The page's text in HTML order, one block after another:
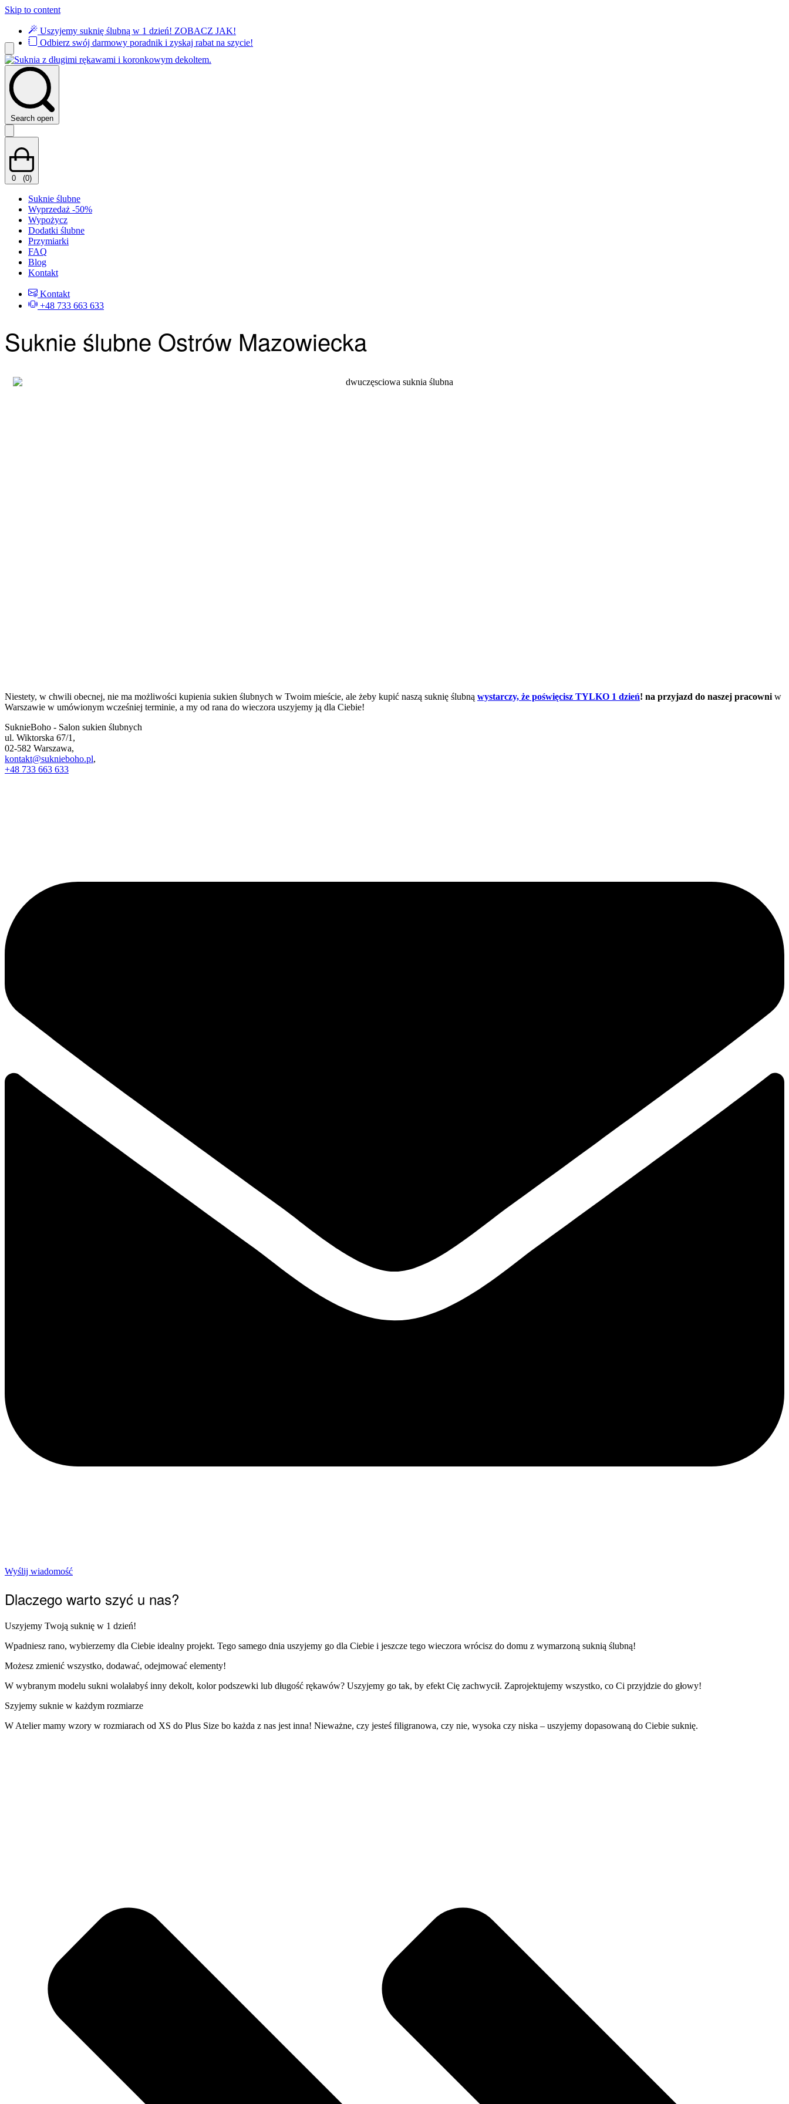
Skip to content
Uszyjemy suknię ślubną w 1 dzień! ZOBACZ JAK!
Odbierz swój darmowy poradnik i zyskaj rabat na szycie!
Search open
0 (0)
Suknie ślubne
Wyprzedaż -50%
Wypożycz
Dodatki ślubne
Przymiarki
FAQ
Blog
Kontakt
Kontakt
+48 733 663 633
Suknie ślubne Ostrów Mazowiecka
Niestety, w chwili obecnej, nie ma możliwości kupienia sukien ślubnych w Twoim mieście, ale żeby kupić naszą suknię ślubną wystarczy, że poświęcisz TYLKO 1 dzień! na przyjazd do naszej pracowni w
Warszawie w umówionym wcześniej terminie, a my od rana do wieczora uszyjemy ją dla Ciebie!
SuknieBoho - Salon sukien ślubnych
ul. Wiktorska 67/1,
02-582 Warszawa,
kontakt@suknieboho.pl,
+48 733 663 633
Wyślij wiadomość
Dlaczego warto szyć u nas?
Uszyjemy Twoją suknię w 1 dzień!
Wpadniesz rano, wybierzemy dla Ciebie idealny projekt. Tego samego dnia uszyjemy go dla Ciebie i jeszcze tego wieczora wrócisz do domu z wymarzoną suknią ślubną!
Możesz zmienić wszystko, dodawać, odejmować elementy!
W wybranym modelu sukni wolałabyś inny dekolt, kolor podszewki lub długość rękawów? Uszyjemy go tak, by efekt Cię zachwycił. Zaprojektujemy wszystko, co Ci przyjdzie do głowy!
Szyjemy suknie w każdym rozmiarze
W Atelier mamy wzory w rozmiarach od XS do Plus Size bo każda z nas jest inna! Nieważne, czy jesteś filigranowa, czy nie, wysoka czy niska – uszyjemy dopasowaną do Ciebie suknię.